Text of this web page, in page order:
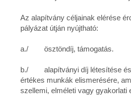
Az alapítvány céljainak elérése
pályázat útján nyújtható:
a./ ösztöndíj, támogatás.
b./ alapítványi díj létesítése és
értékes munkák elismerésére,
szellemi, elméleti vagy gyakorlati